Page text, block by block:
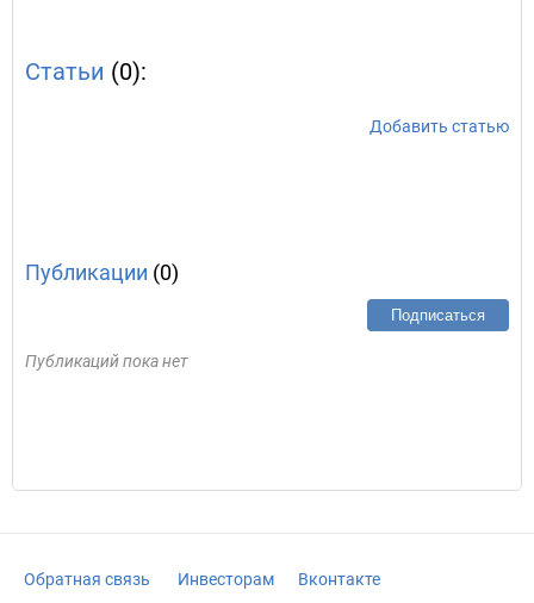
Статьи (0):
Добавить статью
Публикации (0)
Подписаться
Публикаций пока нет
Обратная связь Инвесторам
Вконтакте